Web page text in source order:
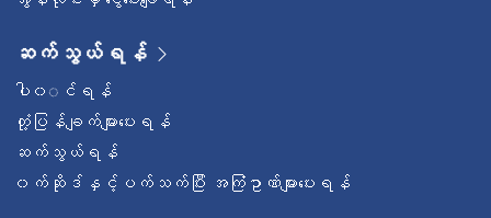
ဆက်သွယ်ရန်
ပါ၀◌င်ရန်
တုံ့ပြန်ချက်များပေးရန်
ဆက်သွယ်ရန်
၀က်ဆိုဒ်နှင့်ပက်သက်ပြီး အကြံဥာဏ်များပေးရန်